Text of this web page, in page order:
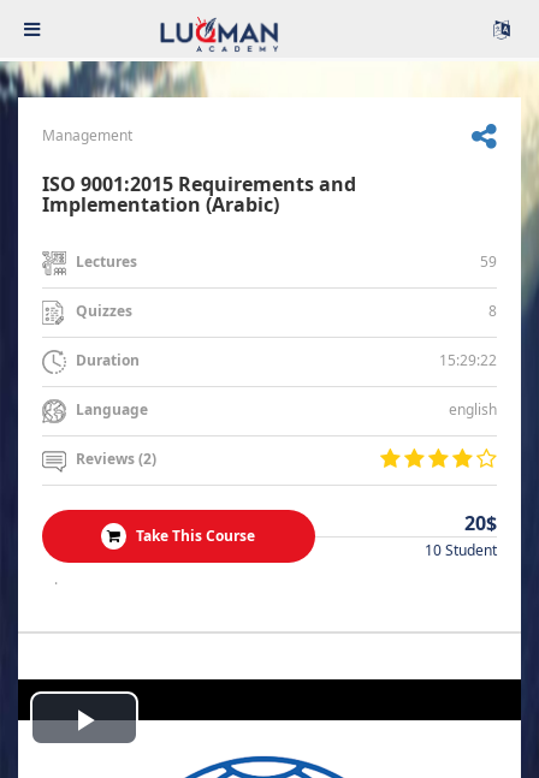
Management
ISO 9001:2015 Requirements and
Implementation (Arabic)
Lectures 59
Quizzes 8
Duration 15:29:22
Language english
Reviews (2)
Take This Course 20$
10 Student
.
Play